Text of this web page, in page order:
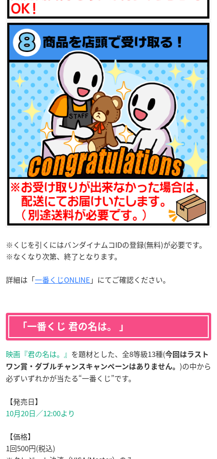
※くじを引くにはバンダイナムコIDの登録(無料)が必要です。
※なくなり次第、終了となります。
詳細は「一番くじONLINE 」にてご確認ください。
「一番くじ 君の名は。 」
映画『君の名は。』 を題材とした、全8等級13種(今回はラスト
ワン賞・ダブルチャンスキャンペーンはありません。 )の中から
必ずいずれかが当たる“一番くじ”です。
【発売日】
10月20日／12:00より
【価格】
1回500円(税込)